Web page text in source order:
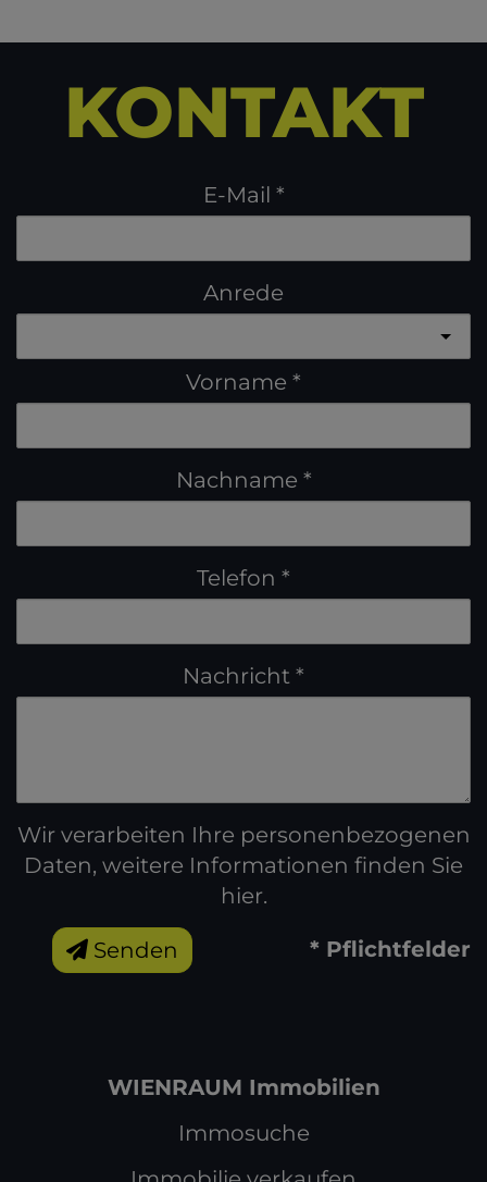
KONTAKT
E-Mail
Anrede
Vorname
Nachname
Telefon
Nachricht
Wir verarbeiten Ihre personenbezogenen
Daten, weitere Informationen finden Sie
hier.
Senden * Pflichtfelder
WIENRAUM Immobilien
Immosuche